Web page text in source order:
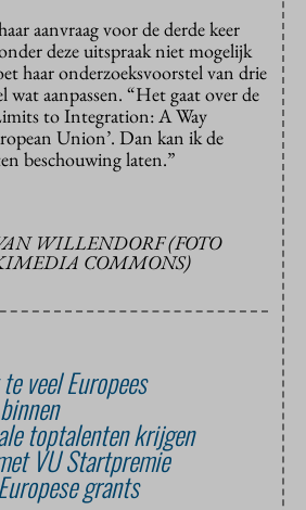
aanvraag voor de derde keer
deze uitspraak niet mogelijk
haar onderzoeksvoorstel van drie
wat aanpassen. “Het gaat over de
to Integration: A Way
Union’. Dan kan ik de
beschouwing laten.”
WILLENDORF (FOTO
COMMONS)
veel Europees
toptalenten krijgen
VU Startpremie
grants